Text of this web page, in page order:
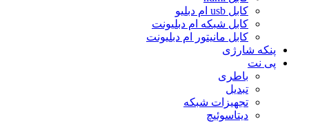
کابل usb ام دبلیو
کابل شبکه ام دبلیونت
کابل مانیتور ام دبلیونت
پنکه شارژی
پی نت
باطری
تبدیل
تجهیزات شبکه
دیتاسوئیچ